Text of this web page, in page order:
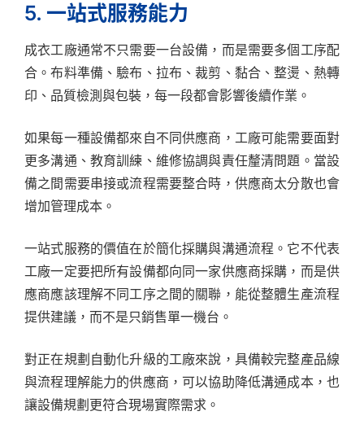
5. 一站式服務能力
成衣工廠通常不只需要一台設備，而是需要多個工序配
合。布料準備、驗布、拉布、裁剪、黏合、整燙、熱轉
印、品質檢測與包裝，每一段都會影響後續作業。
如果每一種設備都來自不同供應商，工廠可能需要面對
更多溝通、教育訓練、維修協調與責任釐清問題。當設
備之間需要串接或流程需要整合時，供應商太分散也會
增加管理成本。
一站式服務的價值在於簡化採購與溝通流程。它不代表
工廠一定要把所有設備都向同一家供應商採購，而是供
應商應該理解不同工序之間的關聯，能從整體生產流程
提供建議，而不是只銷售單一機台。
對正在規劃自動化升級的工廠來說，具備較完整產品線
與流程理解能力的供應商，可以協助降低溝通成本，也
讓設備規劃更符合現場實際需求。